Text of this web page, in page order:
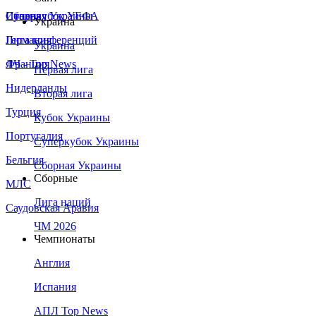
Сборная Украины
Италия
Германия
Франция
Нидерланды
Турция
Португалия
Бельгия
МЛС
Саудовская Аравия
Суперкубок УЕФА
Лига конференций
ЛЧ - Top News
Украина
Украина
Первая лига
Вторая лига
Кубок Украины
Суперкубок Украины
Сборная Украины
Сборные
Лига наций
ЧМ 2026
Чемпионаты
Англия
Испания
АПЛ Top News